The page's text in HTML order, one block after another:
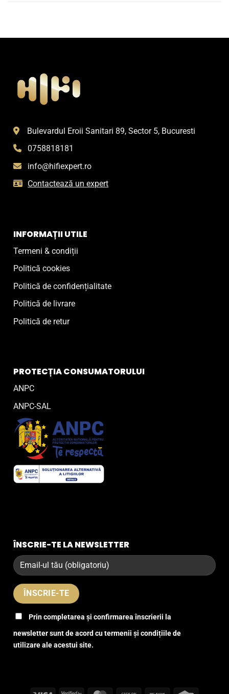
Bulevardul Eroii Sanitari 89, Sector 5, Bucuresti
0758818181
info@hifiexpert.ro
Contactează un expert
INFORMAȚII UTILE
Termeni & condiții
Politică cookies
Politică de confidențialitate
Politică de livrare
Politică de retur
PROTECȚIA CONSUMATORULUI
ANPC
ANPC-SAL
ÎNSCRIE-TE LA NEWSLETTER
Prin completarea și confirmarea înscrierii la
newsletter sunt de acord cu termenii și condițiile de
utilizare ale acestui site.